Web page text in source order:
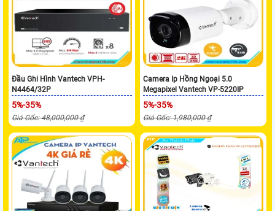
Đầu Ghi Hình Vantech VPH-
N4464/32P
5%-35%
Giá Gốc: 48,000,000 ₫
Camera Ip Hồng Ngoại 5.0
Megapixel Vantech VP-5220IP
5%-35%
Giá Gốc: 1,980,000 ₫